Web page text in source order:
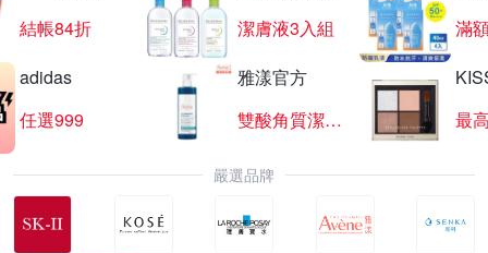
結帳84折
潔膚液3入組
滿
adidas
任選999
雅漾官方
雙酸角質潔膚露
最
嚴選品牌